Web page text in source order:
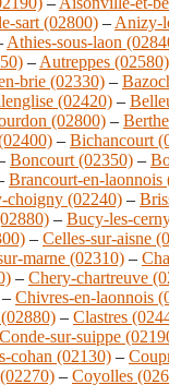
sart (02800) – Anizy-
Athies-sous-laon
– Autreppes (02580)
brie (02330) –
(02420) –
(02800) –
– Bichancourt
Boncourt (02350) –
Brancourt-en-laonnois
choigny (02240) –
– Bucy-les-
– Celles-sur-aisne
marne (02310) –
– Chery-chartreuve
– Chivres-en-laonnois
– Clastres
Conde-sur-suippe
cohan (02130) –
– Coyolles